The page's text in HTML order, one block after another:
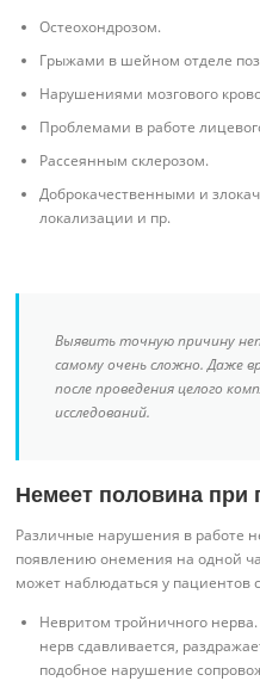
Остеохондрозом.
Грыжами в шейном отделе
Нарушениями мозгового
Проблемами в работе
Рассеянным склерозом.
Доброкачественными и
локализации и пр.
Выявить точную причину
самому очень сложно. Даже
после проведения целого
исследований.
Немеет половина при
Различные нарушения в работе
появлению онемения на одной
может наблюдаться у пациентов
Невритом тройничного
нерв сдавливается,
подобное нарушение